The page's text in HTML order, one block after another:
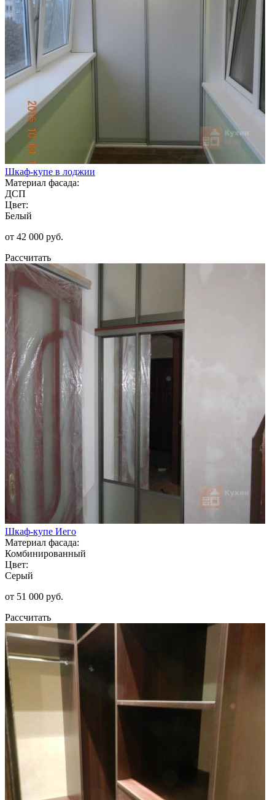
Шкаф-купе в лоджии
Материал фасада:
ДСП
Цвет:
Белый
от 42 000 руб.
Рассчитать
Шкаф-купе Иего
Материал фасада:
Комбинированный
Цвет:
Серый
от 51 000 руб.
Рассчитать